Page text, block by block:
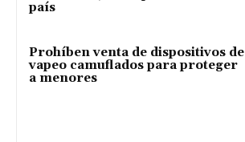
país
Prohíben venta de dispositivos de
vapeo camuflados para proteger
a menores